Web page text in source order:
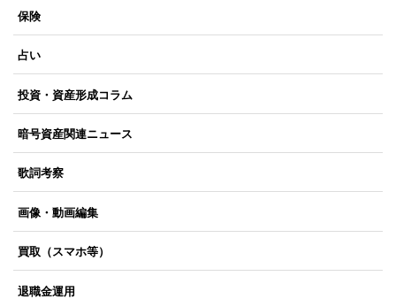
保険
占い
投資・資産形成コラム
暗号資産関連ニュース
歌詞考察
画像・動画編集
買取（スマホ等）
退職金運用